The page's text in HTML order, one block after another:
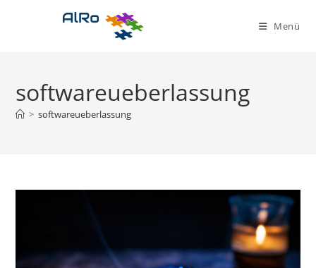
Menü
softwareueberlassung
> softwareueberlassung